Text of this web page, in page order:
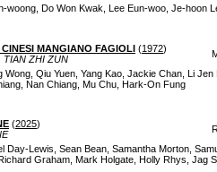
woong, Do Won Kwak, Lee Eun-woo, Je-hoon
MANGIANO FAGIOLI (1972)
TIAN ZHI ZUN
Wong, Qiu Yuen, Yang Kao, Jackie Chan, Li
Nan Chiang, Mu Chu, Hark-On Fung
(2025)
Day-Lewis, Sean Bean, Samantha Morton,
Graham, Mark Holgate, Holly Rhys, Jag